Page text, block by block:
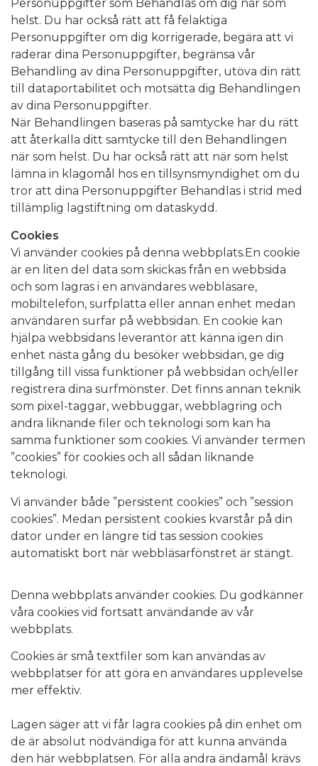
Personuppgifter som Behandlas om dig när som
helst. Du har också rätt att få felaktiga
Personuppgifter om dig korrigerade, begära att vi
raderar dina Personuppgifter, begränsa vår
Behandling av dina Personuppgifter, utöva din rätt
till dataportabilitet och motsätta dig Behandlingen
av dina Personuppgifter.
När Behandlingen baseras på samtycke har du rätt
att återkalla ditt samtycke till den Behandlingen
när som helst. Du har också rätt att när som helst
lämna in klagomål hos en tillsynsmyndighet om du
tror att dina Personuppgifter Behandlas i strid med
tillämplig lagstiftning om dataskydd.
Cookies
Vi använder cookies på denna webbplats.En cookie
är en liten del data som skickas från en webbsida
och som lagras i en användares webbläsare,
mobiltelefon, surfplatta eller annan enhet medan
användaren surfar på webbsidan. En cookie kan
hjälpa webbsidans leverantör att känna igen din
enhet nästa gång du besöker webbsidan, ge dig
tillgång till vissa funktioner på webbsidan och/eller
registrera dina surfmönster. Det finns annan teknik
som pixel-taggar, webbuggar, webblagring och
andra liknande filer och teknologi som kan ha
samma funktioner som cookies. Vi använder termen
”cookies” för cookies och all sådan liknande
teknologi.
Vi använder både ”persistent cookies” och ”session
cookies”. Medan persistent cookies kvarstår på din
dator under en längre tid tas session cookies
automatiskt bort när webbläsarfönstret är stängt.
Denna webbplats använder cookies. Du godkänner
våra cookies vid fortsatt användande av vår
webbplats.
Cookies är små textfiler som kan användas av
webbplatser för att göra en användares upplevelse
mer effektiv.
Lagen säger att vi får lagra cookies på din enhet om
de är absolut nödvändiga för att kunna använda
den här webbplatsen. För alla andra ändamål krävs